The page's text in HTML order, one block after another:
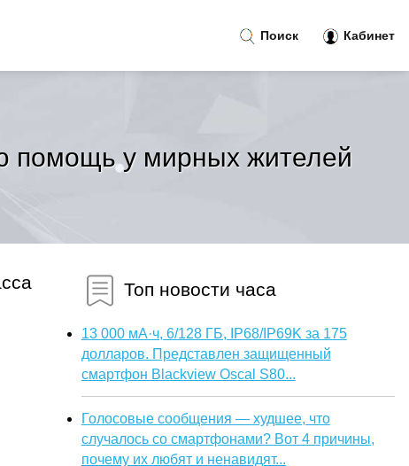
помощь у мирных жителей
Топ новости часа
13 000 мА·ч, 6/128 ГБ, IP68/IP69K за 175
долларов. Представлен защищенный
смартфон Blackview Oscal S80...
Голосовые сообщения — худшее, что
случалось со смартфонами? Вот 4 причины,
почему их любят и ненавидят...
Поиск Кабинет